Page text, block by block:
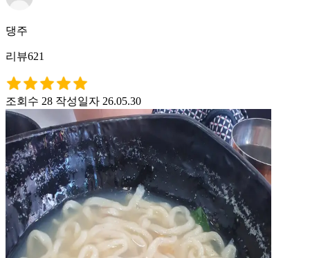
댕주
리뷰621
조회수 28 작성일자 26.05.30